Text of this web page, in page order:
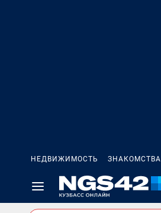
НЕДВИЖИМОСТЬ ЗНАКОМСТВА